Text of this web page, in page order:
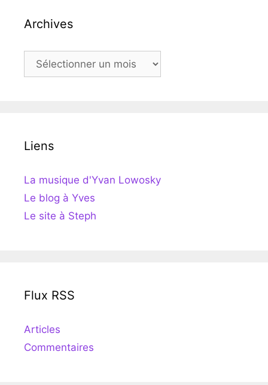
Archives
Archives
Liens
La musique d'Yvan Lowosky
Le blog à Yves
Le site à Steph
Flux RSS
Articles
Commentaires